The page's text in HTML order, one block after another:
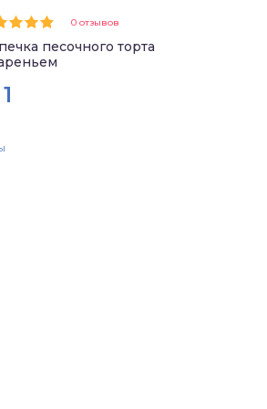
0 отзывов
песочного торта
1